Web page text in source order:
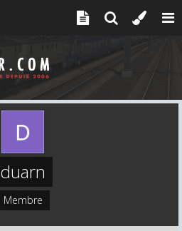
duarn
Membre